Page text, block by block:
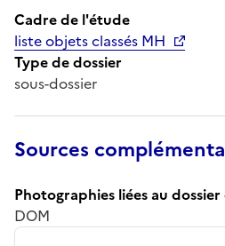
Cadre de l'étude
liste objets classés MH
Type de dossier
sous-dossier
Sources
Photographies liées au
DOM